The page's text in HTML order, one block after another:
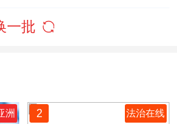
长？
一批
洲 2 法治在线